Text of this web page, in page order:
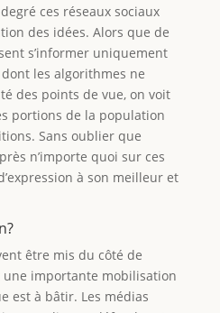
ces réseaux sociaux
des idées. Alors que de
s’informer uniquement
les algorithmes ne
des points de vue, on voit
portions de la population
Sans oublier que
n’importe quoi sur ces
à son meilleur et
être mis du côté de
une importante mobilisation
est à bâtir. Les médias